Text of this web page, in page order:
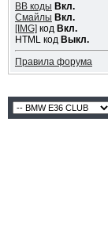
BB коды Вкл.
Смайлы Вкл.
[IMG] код Вкл.
HTML код Выкл.
Правила форума